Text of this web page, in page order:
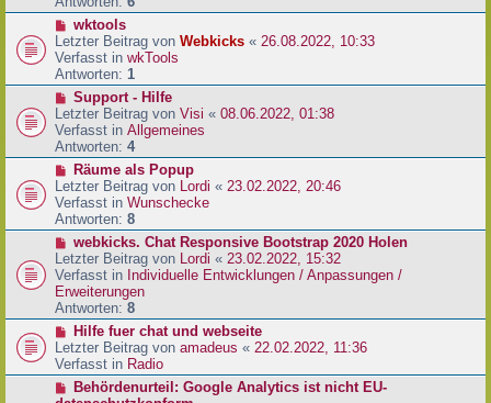
r
a
g
B
e
i
t
r
a
g
N
e
u
e
r
B
e
i
t
a
g
wktools
Letzter Beitrag von Webkicks « 26.08.2022, 10:33
Verfasst in wkTools
Antworten: 1
N
e
u
e
r
B
e
i
t
a
g
Support - Hilfe
Letzter Beitrag von Visi « 08.06.2022, 01:38
Verfasst in Allgemeines
Antworten: 4
N
e
u
e
r
B
e
i
t
r
a
g
Räume als Popup
Letzter Beitrag von Lordi « 23.02.2022, 20:46
Verfasst in Wunschecke
Antworten: 8
N
e
u
e
r
B
e
i
t
webkicks. Chat Responsive Bootstrap 2020 Holen
Letzter Beitrag von Lordi « 23.02.2022, 15:32
Verfasst in Individuelle Entwicklungen / Anpassungen /
Erweiterungen
Antworten: 8
N
e
u
e
Hilfe fuer chat und webseite
Letzter Beitrag von amadeus « 22.02.2022, 11:36
Verfasst in Radio
NBehördenurteil: Google Analytics ist nicht EU-